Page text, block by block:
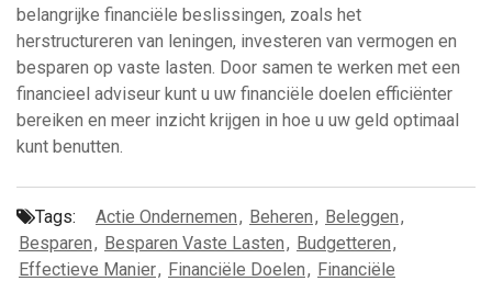
belangrijke financiële beslissingen, zoals het
herstructureren van leningen, investeren van vermogen en
besparen op vaste lasten. Door samen te werken met een
financieel adviseur kunt u uw financiële doelen efficiënter
bereiken en meer inzicht krijgen in hoe u uw geld optimaal
kunt benutten.
Tags: Actie Ondernemen, Beheren, Beleggen,
Besparen, Besparen Vaste Lasten, Budgetteren,
Effectieve Manier, Financiële Doelen, Financiële